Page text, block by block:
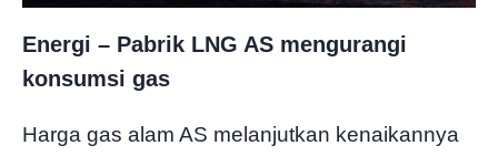
Energi – Pabrik LNG AS mengurangi
konsumsi gas
Harga gas alam AS melanjutkan kenaikannya